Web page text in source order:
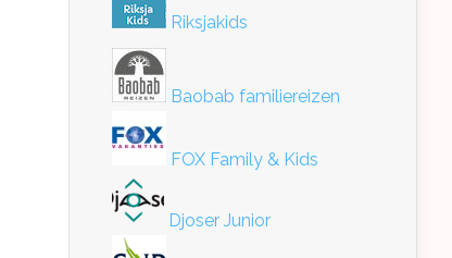
Riksjakids
Baobab familiereizen
FOX Family & Kids
Djoser Junior